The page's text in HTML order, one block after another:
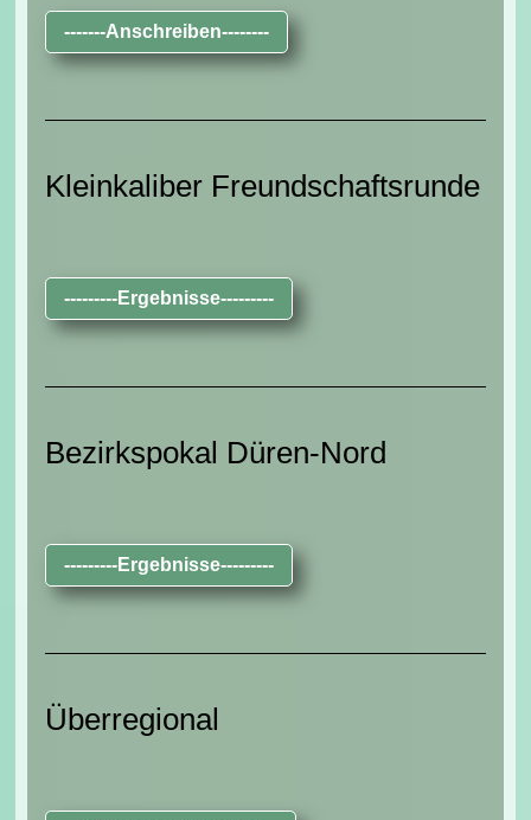
-------Anschreiben--------
Kleinkaliber Freundschaftsrunde
---------Ergebnisse---------
Bezirkspokal Düren-Nord
---------Ergebnisse---------
Überregional